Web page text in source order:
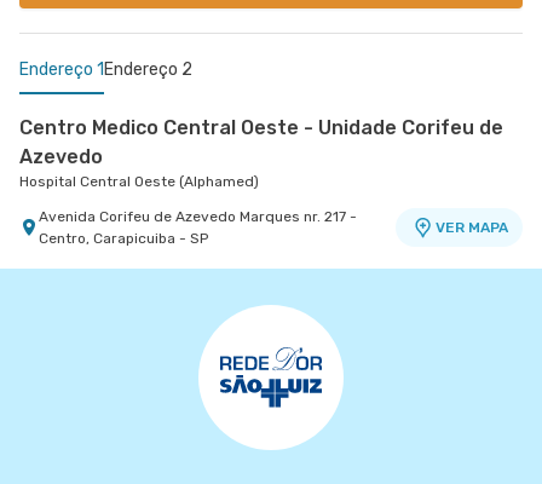
Endereço 1 Endereço 2
Centro Medico Central Oeste - Unidade Corifeu de
Azevedo
Hospital Central Oeste (Alphamed)
Avenida Corifeu de Azevedo Marques nr. 217 -
Centro, Carapicuiba - SP
VER MAPA
Centro Médico Central Sul
Estrada de Itapecerica nr. 4617 - Capao
Redondo, Sao Paulo - SP